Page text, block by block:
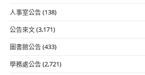
人事室公告(138)
公告來文(3,171)
圖書館公告(433)
學務處公告(2,721)